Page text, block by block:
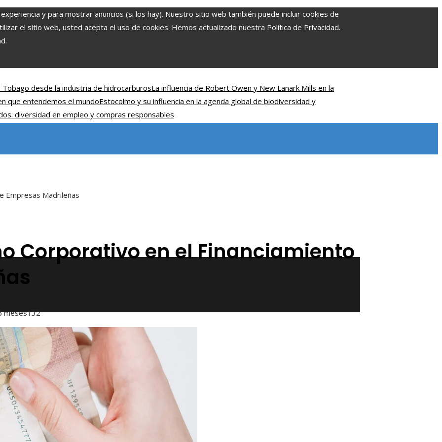
y para mostrar anuncios (si los hay). Nuestro sitio web también puede incluir cookies de
el sitio web, usted acepta el uso de cookies. Hemos actualizado nuestra Política de Privacidad.
desde la industria de hidrocarburosLa influencia de Robert Owen y New Lanark Mills en la
que entendemos el mundoEstocolmo y su influencia en la agenda global de biodiversidad y
diversidad en empleo y compras responsables
Empresas Madrileñas
Corporativo en el Financiamiento
meses132